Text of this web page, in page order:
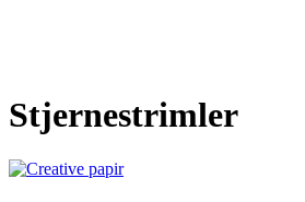
Stjernestrimler